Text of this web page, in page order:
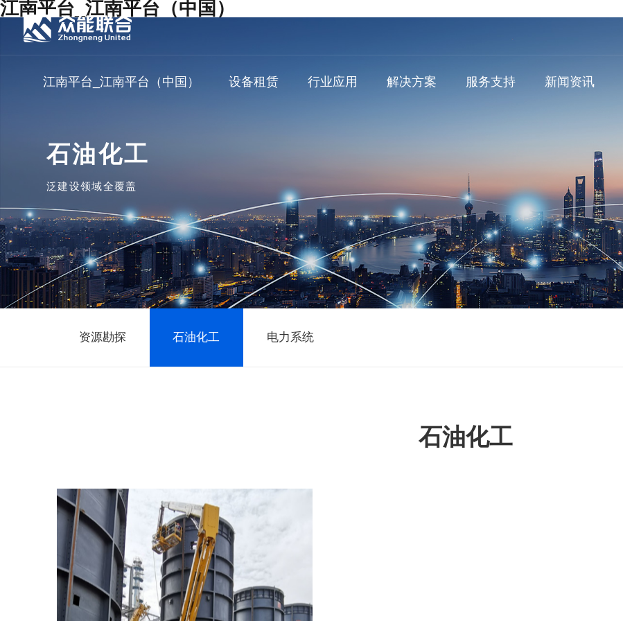
江南平台_江南平台（中国）
江南平台_江南平台（中国） 设备租赁 行业应用 解决方案 服务支持 新闻资讯
石油化工
泛建设领域全覆盖
资源勘探 石油化工 电力系统
石油化工